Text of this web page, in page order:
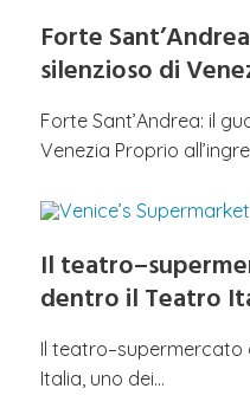
Forte
silenzioso di
Forte Sant’Andrea: il
Venezia Proprio
Il
dentro il Teatro
Il teatro–supermercato
Italia, uno dei…